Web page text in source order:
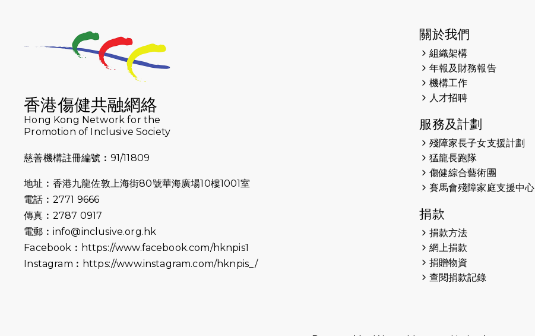
香港傷健共融網絡
Hong Kong Network for the
Promotion of Inclusive Society
慈善機構註冊編號︰91/11809
地址︰香港九龍佐敦上海街80號華海廣場10樓1001室
電話︰2771 9666
傳真︰2787 0917
電郵︰ info@inclusive.org.hk
Facebook︰ https://www.facebook.com/hknpis1
Instagram︰ https://www.instagram.com/hknpis_/
關於我們
組織架構
年報及財務報告
機構工作
人才招聘
服務及計劃
殘障家長子女支援計劃
猛龍長跑隊
傷健綜合藝術團
賽馬會殘障家庭支援中心
捐款
捐款方法
網上捐款
捐贈物資
查閱捐款記錄